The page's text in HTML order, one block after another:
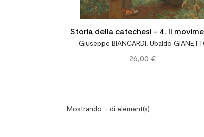
Storia della catechesi - 4. Il
catechistico
Giuseppe BIANCARDI, Ubaldo
26,00 €
Mostrando - di element(s)